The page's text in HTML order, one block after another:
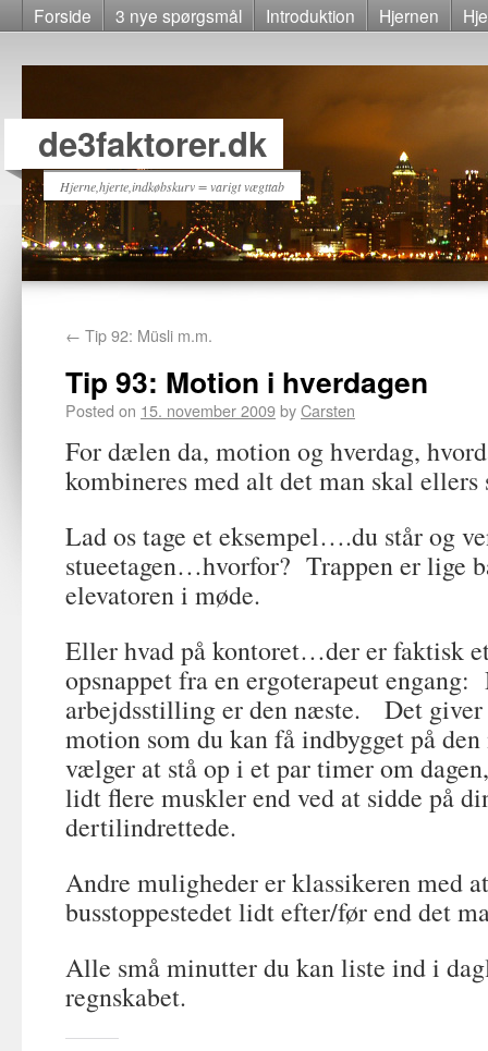
Forside 3 nye spørgsmål Introduktion Hjernen
de3faktorer.dk
Hjerne,hjerte,indkøbskurv = varigt vægttab
← Tip 92: Müsli m.m.
Tip 93: Motion i hverdagen
Posted on 15. november 2009byCarsten
For dælen da, motion og hverdag,
kombineres med alt det man skal ellers
Lad os tage et eksempel….du står og
stueetagen…hvorfor? Trappen er lige
elevatoren i møde.
Eller hvad på kontoret…der er faktisk
opsnappet fra en ergoterapeut engang:
arbejdsstilling er den næste. Det
motion som du kan få indbygget på
vælger at stå op i et par timer om
lidt flere muskler end ved at sidde på
dertilindrettede.
Andre muligheder er klassikeren med
busstoppestedet lidt efter/før end det
Alle små minutter du kan liste ind i
regnskabet.